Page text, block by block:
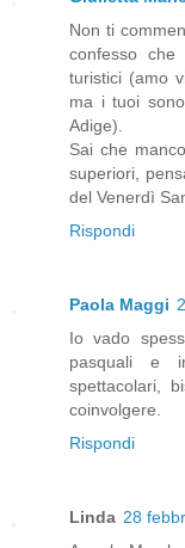
Non ti
confesso
turistici (amo
ma i tuoi
Adige).
Sai che
superiori,
del Venerdì
Rispondi
Paola Maggi
Io vado
pasquali e
spettacolari,
coinvolgere.
Rispondi
Linda 28